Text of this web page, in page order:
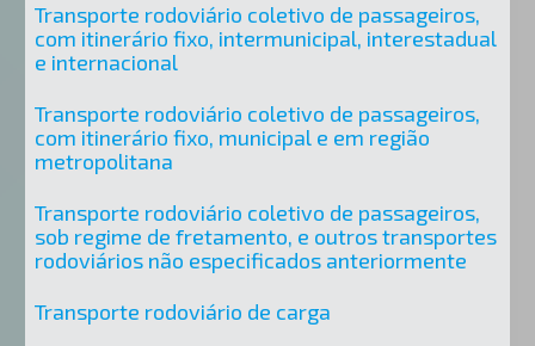
Transporte rodoviário coletivo de passageiros,
com itinerário fixo, intermunicipal, interestadual
e internacional
Transporte rodoviário coletivo de passageiros,
com itinerário fixo, municipal e em região
metropolitana
Transporte rodoviário coletivo de passageiros,
sob regime de fretamento, e outros transportes
rodoviários não especificados anteriormente
Transporte rodoviário de carga